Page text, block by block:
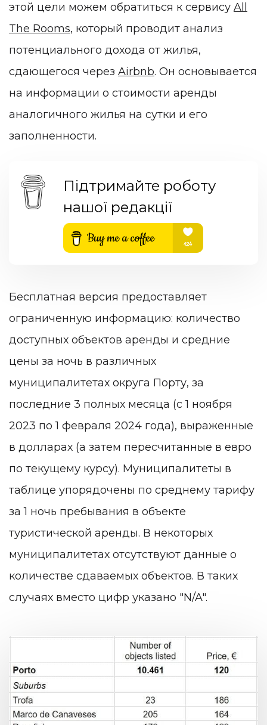
этой цели можем обратиться к сервису All
The Rooms, который проводит анализ
потенциального дохода от жилья,
сдающегося через Airbnb. Он основывается
на информации о стоимости аренды
аналогичного жилья на сутки и его
заполненности.
Підтримайте роботу
нашої редакції
Бесплатная версия предоставляет
ограниченную информацию: количество
доступных объектов аренды и средние
цены за ночь в различных
муниципалитетах округа Порту, за
последние 3 полных месяца (с 1 ноября
2023 по 1 февраля 2024 года), выраженные
в долларах (а затем пересчитанные в евро
по текущему курсу). Муниципалитеты в
таблице упорядочены по среднему тарифу
за 1 ночь пребывания в объекте
туристической аренды. В некоторых
муниципалитетах отсутствуют данные о
количестве сдаваемых объектов. В таких
случаях вместо цифр указано "N/A".